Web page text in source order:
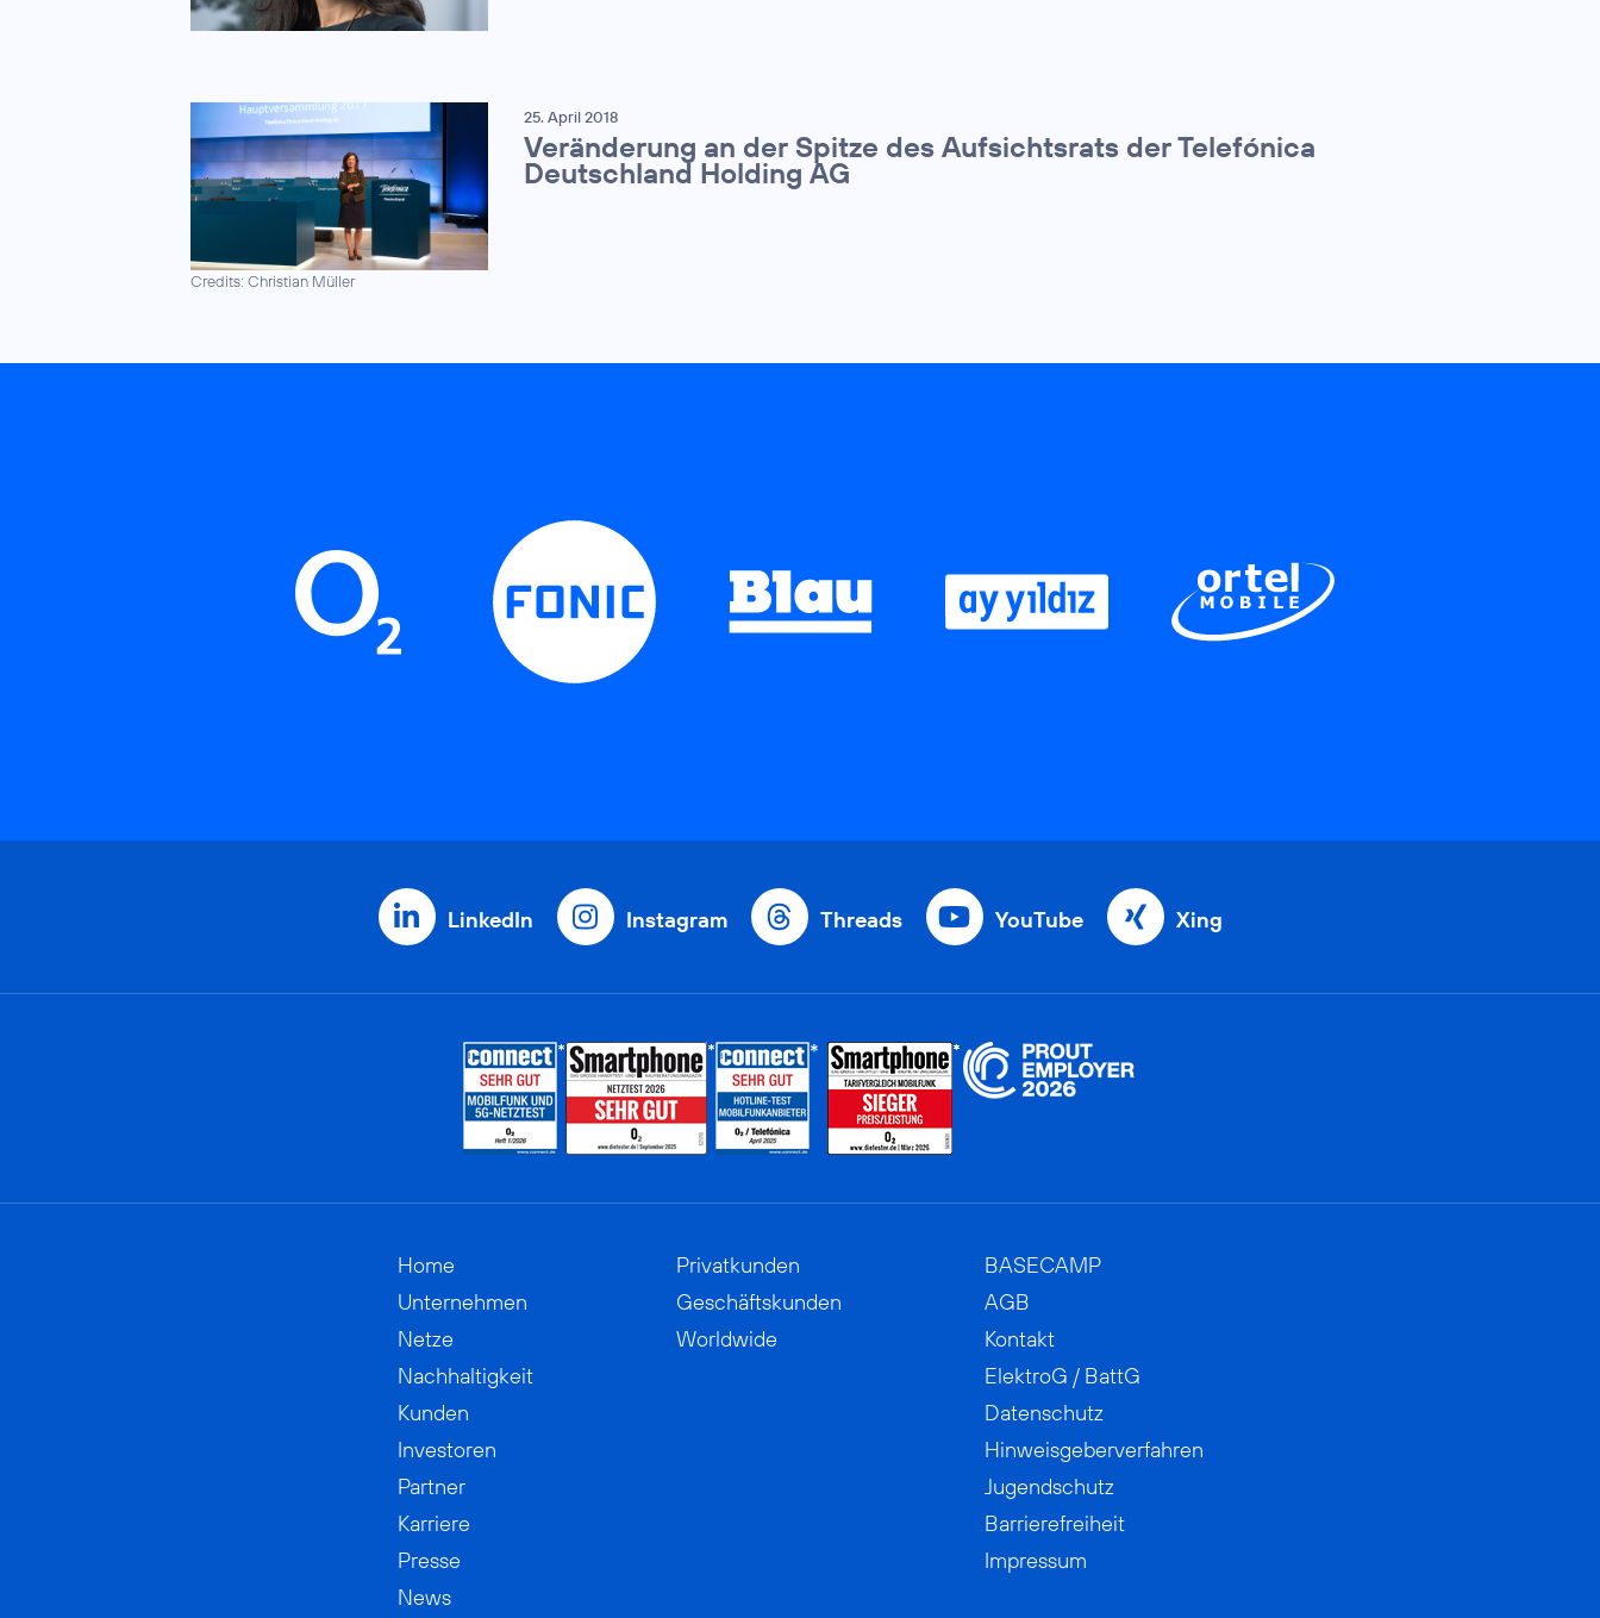
Credits: Christian Müller
25. April 2018
Veränderung an der Spitze des Aufsichtsrats der Telefónica
Deutschland Holding AG
LinkedIn Instagram Threads YouTube Xing
Home
Unternehmen
Netze
Nachhaltigkeit
Kunden
Investoren
Partner
Karriere
Presse
News
Privatkunden
Geschäftskunden
Worldwide
BASECAMP
AGB
Kontakt
ElektroG / BattG
Datenschutz
Hinweisgeberverfahren
Jugendschutz
Barrierefreiheit
Impressum